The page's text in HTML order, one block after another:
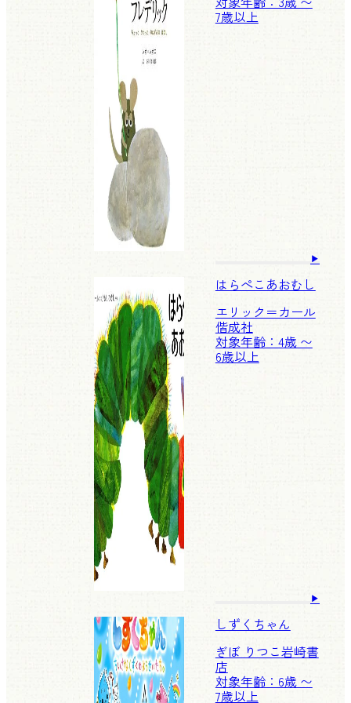
7歳以上
はらぺこあおむし
エリック＝カール
偕成社
対象年齢：4歳 〜
6歳以上
しずくちゃん
ぎぼ りつこ岩崎書
店
対象年齢：6歳 〜
7歳以上